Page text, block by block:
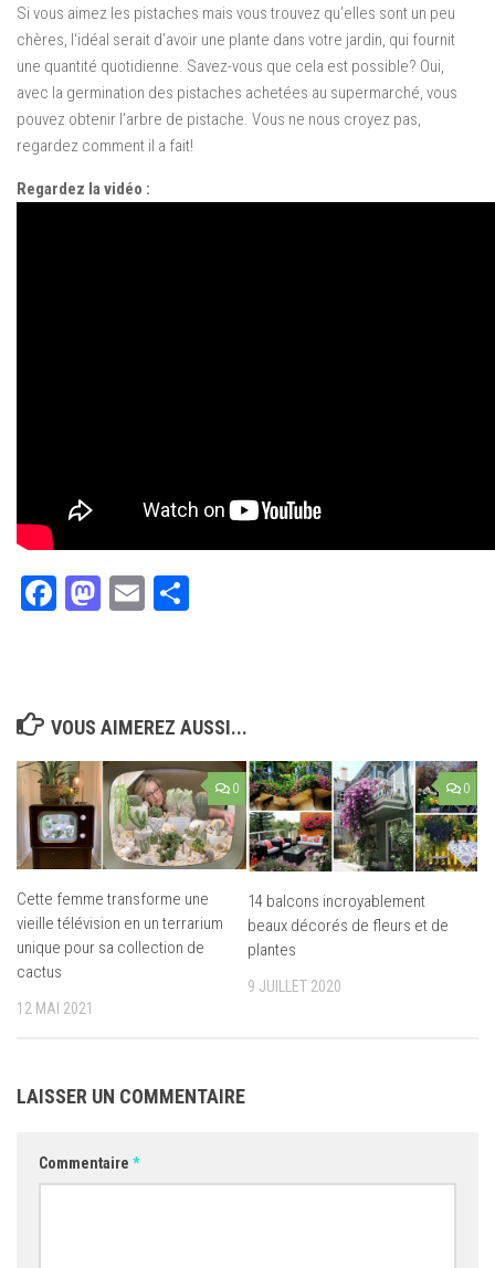
Si vous aimez les pistaches mais vous trouvez qu’elles sont un peu
chères, l‘idéal serait d’avoir une plante dans votre jardin, qui fournit
une quantité quotidienne. Savez-vous que cela est possible? Oui,
avec la germination des pistaches achetées au supermarché, vous
pouvez obtenir l’arbre de pistache. Vous ne nous croyez pas,
regardez comment il a fait!
Regardez la vidéo :
Facebook
Mastodon
Email
VOUS AIMEREZ AUSSI...
0
Cette femme transforme une
vieille télévision en un terrarium
unique pour sa collection de
cactus
12 MAI 2021
0
14 balcons incroyablement
beaux décorés de fleurs et de
plantes
9 JUILLET 2020
LAISSER UN COMMENTAIRE
Commentaire *